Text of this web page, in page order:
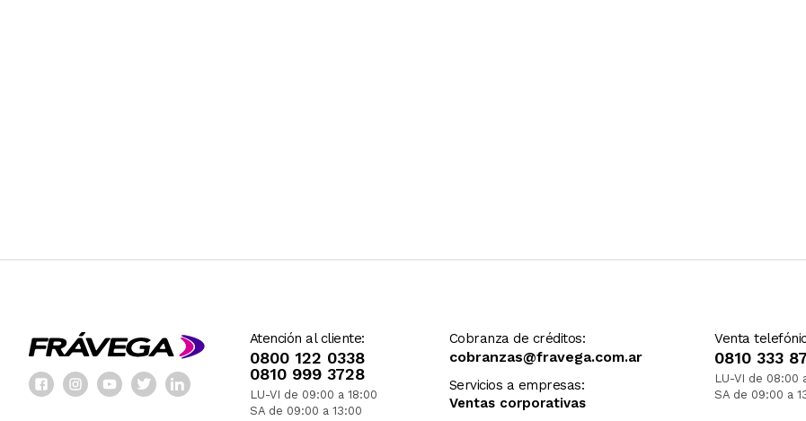
Atención al cliente:
0800 122 0338
0810 999 3728
LU-VI de 09:00 a 18:00
SA de 09:00 a 13:00
Cobranza de créditos:
cobranzas@fravega.com.ar
Servicios a empresas:
Ventas corporativas
Venta
0810 333
LU-VI de 08:00
SA de 09:00 a